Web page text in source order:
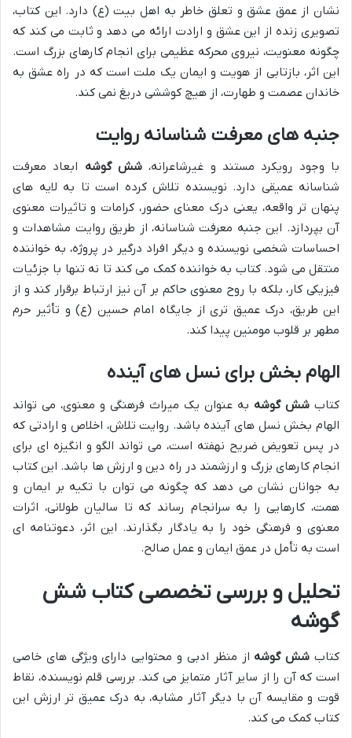
نشان از عمق عشق و تعلق خاطر به اهل بیت (ع) دارد. این کتاب،
تصویری زنده از این عشق و ارادت ارائه می دهد و ثابت می کند که
چگونه معنویت، نیروی محرکه عظیمی برای انجام کارهای بزرگ است.
این اثر، بازتابی از هویت و ایمان یک ملت است که در راه عشق به
خاندان عصمت و طهارت، از هیچ کوششی دریغ نمی کند.
جنبه های معرفت شناسانه روایت
با وجود رویکرد مستند و غیرشاعرانه، شش گوشه ابعاد معرفت
شناسانه عمیقی دارد. نویسنده تلاش کرده است تا به لایه های
پنهان تر واقعه، یعنی درک معنای حضور، کرامات و تاثیرات معنوی
آن بپردازد. این جنبه معرفت شناسانه، از طریق روایت مشاهدات و
احساسات شخصی نویسنده و دیگر افراد درگیر در پروژه، به خواننده
منتقل می شود. کتاب به خواننده کمک می کند تا نه تنها با جزئیات
فیزیکی کار، بلکه با روح معنوی حاکم بر آن نیز ارتباط برقرار کند و از
این طریق، درک عمیق تری از جایگاه امام حسین (ع) و تأثیر حرم
مطهر بر قلوب مومنین پیدا کند.
الهام بخش برای نسل های آینده
کتاب شش گوشه به عنوان یک میراث فرهنگی و معنوی، می تواند
الهام بخش نسل های آینده باشد. روایت تلاش، اخلاص و ارادتی که
در پس تعویض ضریح نهفته است، می تواند الگو و انگیزه ای برای
انجام کارهای بزرگ و ارزشمند در راه دین و ارزش ها باشد. این کتاب
به جوانان نشان می دهد که چگونه می توان با تکیه بر ایمان و
همت، کارهایی را به سرانجام رساند که تا سالیان طولانی، اثرات
معنوی و فرهنگی خود را به یادگار بگذارند. این اثر، دعوتنامه ای
است به تأمل در عمق ایمان و عمل صالح.
تحلیل و بررسی تخصصی کتاب شش
گوشه
کتاب شش گوشه از منظر ادبی و محتوایی دارای ویژگی های خاصی
است که آن را از سایر آثار متمایز می کند. بررسی قلم نویسنده، نقاط
قوت و مقایسه آن با دیگر آثار مشابه، به درک عمیق تر ارزش این
کتاب کمک می کند.